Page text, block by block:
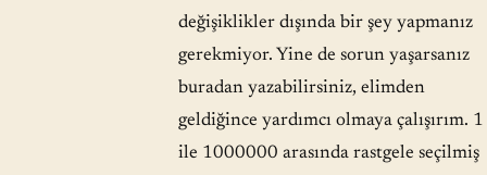
değişiklikler dışında bir şey yapmanız
gerekmiyor. Yine de sorun yaşarsanız
buradan yazabilirsiniz, elimden
geldiğince yardımcı olmaya çalışırım. 1
ile 1000000 arasında rastgele seçilmiş